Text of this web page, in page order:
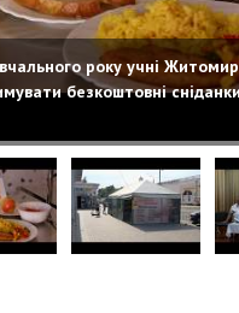
року учні
безкоштовні